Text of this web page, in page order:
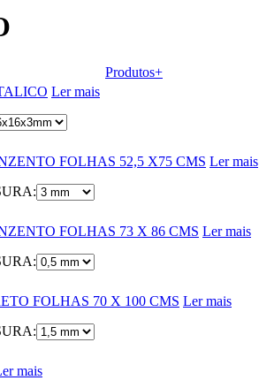
Produtos+
Ler mais
FOLHAS 52,5 X75 CMS Ler mais
FOLHAS 73 X 86 CMS Ler mais
FOLHAS 70 X 100 CMS Ler mais
mais